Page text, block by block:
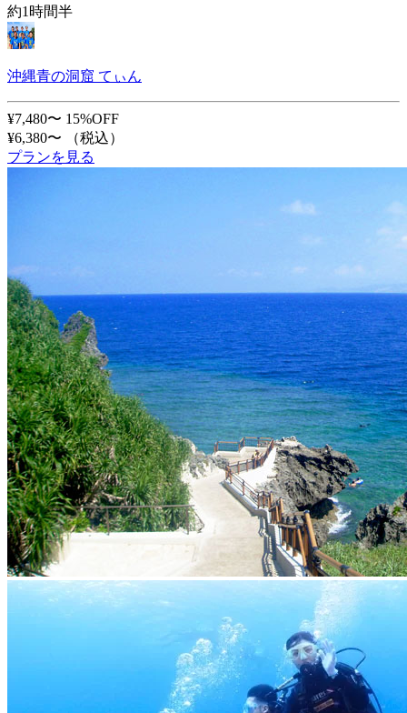
約1時間半
沖縄青の洞窟 てぃん
¥7,480〜 15%OFF
¥6,380〜
（税込）
プランを見る